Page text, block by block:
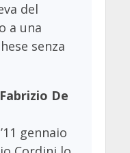
del
a una
senza
De
gennaio